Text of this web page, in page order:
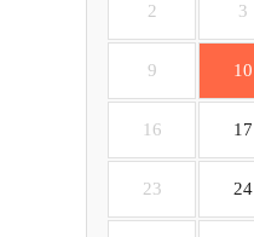
2 3
9 10
16 17
23 24